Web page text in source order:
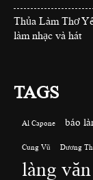
Thủa Làm Thơ
làm nhạc và hát
TAGS
Al Capone báo
Cung Vũ Dương
làng